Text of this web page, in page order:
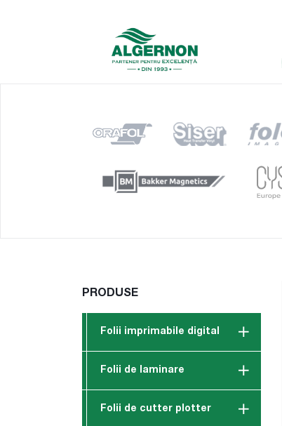
PRODUSE
Folii imprimabile digital
Folii de laminare
Folii de cutter plotter